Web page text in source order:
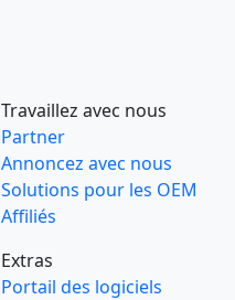
Travaillez avec nous
Partner
Annoncez avec nous
Solutions pour les OEM
Affiliés
Extras
Portail des logiciels